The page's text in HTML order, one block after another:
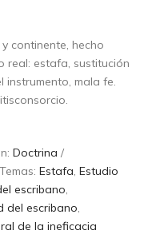
continente, hecho
real: estafa, sustitución
mala fe.
Doctrina /
Estafa ,Estudio
escribano
del escribano
de la ineficacia